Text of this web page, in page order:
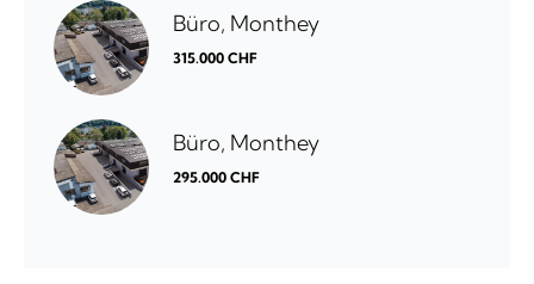
Büro, Monthey
315.000 CHF
Büro, Monthey
295.000 CHF